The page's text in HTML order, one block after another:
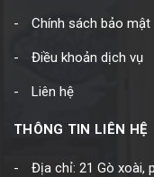
Chính sách bảo mật
Điều khoản dịch vụ
Liên hệ
THÔNG TIN LIÊN HỆ
Địa chỉ: 21 Gò xoài,